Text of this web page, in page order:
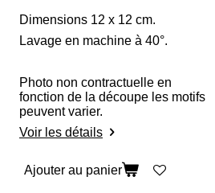
Dimensions 12 x 12 cm.
Lavage en machine à 40°.
Photo non contractuelle en
fonction de la découpe les motifs
peuvent varier.
Voir les détails
Ajouter au panier